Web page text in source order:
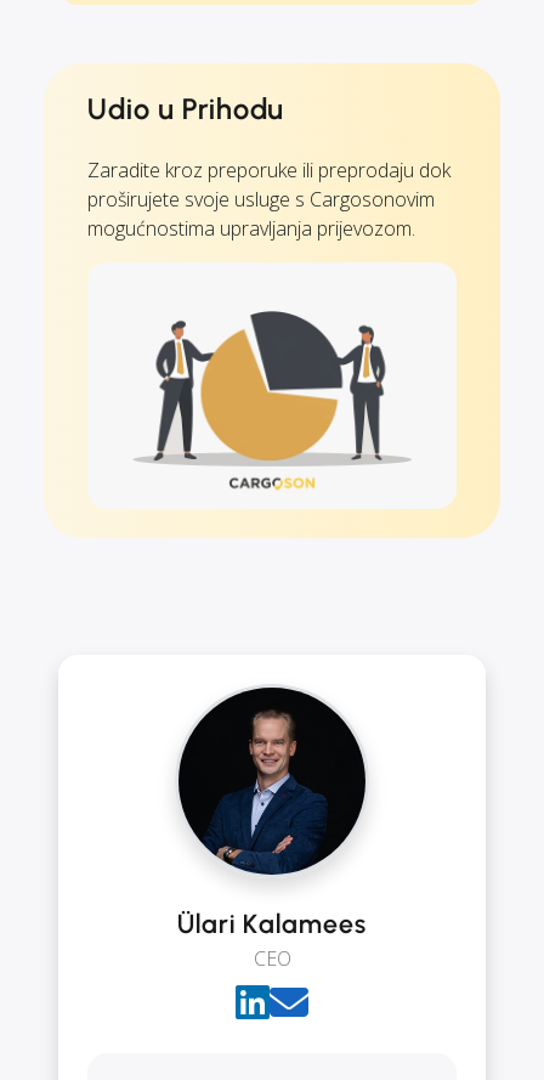
Udio u Prihodu
Zaradite kroz preporuke ili preprodaju dok
proširujete svoje usluge s Cargosonovim
mogućnostima upravljanja prijevozom.
Ülari Kalamees
CEO